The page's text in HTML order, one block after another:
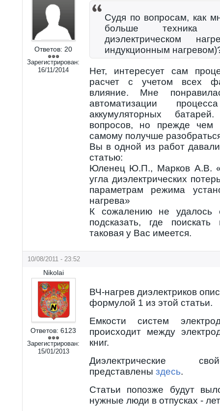
Ответов: 20
Зарегистрирован:
16/11/2014
Судя по вопросам, как
больше техника
диэлектрическом
индукционным
Нет, интересует сам
расчет с учетом всех
влияние. Мне
автоматизации
аккумуляторных
вопросов, но прежде чем
самому получше
Вы в одной из работ
статью:
Юленец Ю.П., Марков А.В.
угла диэлектрических
параметрам режима
нагрева»
К сожалению не удалось
подсказать, где
таковая у Вас имеется.
10/08/2011 - 23:52
Nikolai
Ответов: 6123
Зарегистрирован:
15/01/2013
ВЧ-нагрев диэлектриков
формулой 1 из этой статьи.
Емкости систем
происходит между
книг.
Диэлектрические
представлены здесь.
Статьи попозже будут
нужные люди в отпусках -